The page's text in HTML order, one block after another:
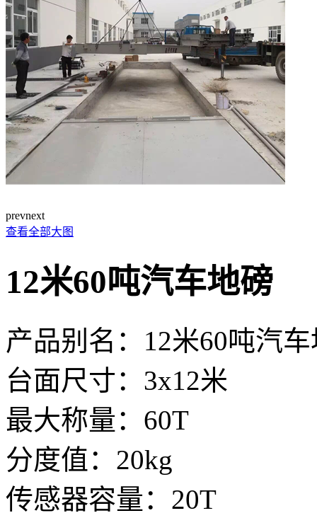
prevnext
查看全部大图
12米60吨汽车地磅
产品别名：12米60吨汽
台面尺寸：3x12米
最大称量：60T
分度值：20kg
传感器容量：20T